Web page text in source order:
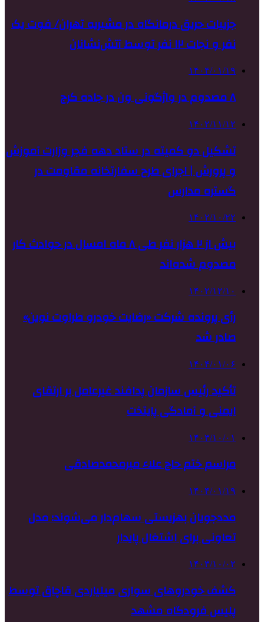
جزییات حریق درمانگاه در مشیریه تهران/ فوت یک
نفر و نجات ۱۲ نفر توسط آتش‌نشانان
۱۴۰۴/۰۱/۱۹
۸ مصدوم در واژگونی ون در جاده کرج
۱۴۰۲/۱۱/۱۲
تشکیل دو کمیته در ستاد دهه فجر وزارت آموزش
و پرورش | اجرای طرح سفارتخانه مقاومت در
گستره مدارس
۱۴۰۲/۱۰/۲۲
بیش از ۲ هزار نفر طی ۸ ماه امسال در حوادث کار
مصدوم شده‌اند
۱۴۰۲/۱۲/۱۰
رأی پرونده شرکت «رضایت خودرو طراوت نوین»
صادر شد
۱۴۰۴/۰۱/۰۶
تأکید رئیس سازمان پدافند غیرعامل بر ارتقای
ایمنی و آمادگی پایتخت
۱۴۰۳/۱۰/۰۱
مراسم ختم حاج علاء میرمحمدصادقی
۱۴۰۴/۰۱/۱۹
مددجویان بهزیستی سهام‌دار می‌شوند؛ مدل
تعاونی برای اشتغال پایدار
۱۴۰۳/۱۰/۰۲
کشف خودروهای سواری میلیاردی قاچاق توسط
پلیس فرودگاه مشهد